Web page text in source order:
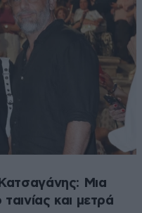
Μια
και μετρά